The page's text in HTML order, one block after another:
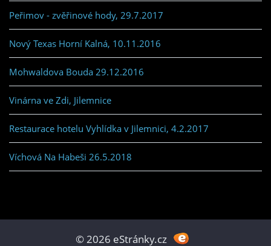
Peřimov - zvěřinové hody, 29.7.2017
Nový Texas Horní Kalná, 10.11.2016
Mohwaldova Bouda 29.12.2016
Vinárna ve Zdi, Jilemnice
Restaurace hotelu Vyhlídka v Jilemnici, 4.2.2017
Víchová Na Habeši 26.5.2018
© 2026 eStránky.cz